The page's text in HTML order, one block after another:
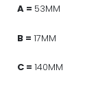
A = 53MM
B = 17MM
C = 140MM